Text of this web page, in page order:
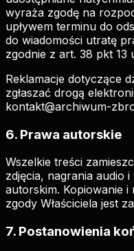
wyraża zgodę na
upływem terminu do
do wiadomości utratę
zgodnie z art. 38 pkt
Reklamacje dotyczące
zgłaszać drogą
kontakt@archiwum-
6. Prawa autorskie
Wszelkie treści
zdjęcia, nagrania audio
autorskim. Kopiowanie
zgody Właściciela jest
7. Postanowienia